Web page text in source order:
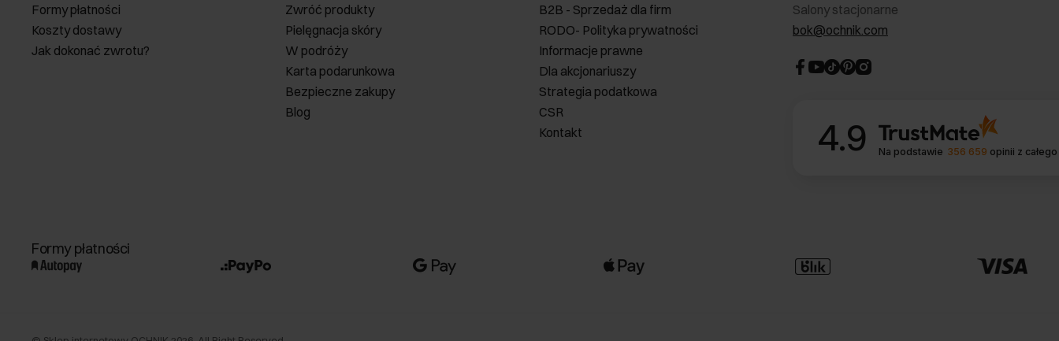
Formy płatności
Koszty dostawy
Jak dokonać zwrotu?
Zwróć produkty
Pielęgnacja skóry
W podróży
Karta podarunkowa
Bezpieczne zakupy
Blog
B2B - Sprzedaż dla firm
RODO- Polityka prywatności
Informacje prawne
Dla akcjonariuszy
Strategia podatkowa
CSR
Kontakt
Salony stacjonarne
bok@ochnik.com
4.9 Na podstawie 356 659 opinii z
Formy płatności